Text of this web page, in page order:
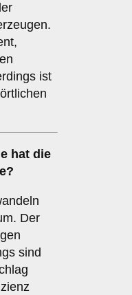
ist
hat die
?
Der
sind